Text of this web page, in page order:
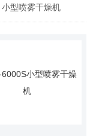
小型喷雾干燥机